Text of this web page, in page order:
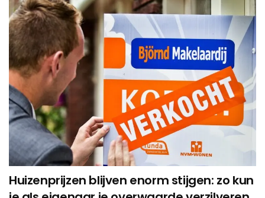
Huizenprijzen blijven enorm stijgen: zo kun